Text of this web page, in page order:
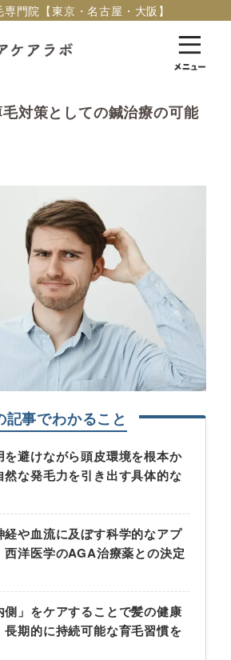
門院【東京・名古屋・大阪】
対策としての鍼治療の可能
記事でわかること
を避けながら頭皮環境を根本か
然な発毛力を引き出す具体的な
経や血流に及ぼす科学的なアプ
西洋医学のAGA治療薬との決定
側」をケアすることで髪の健康
長期的に持続可能な育毛習慣を